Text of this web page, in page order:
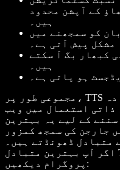
کے آپشن محدود
ہیں۔
کو سمجھنے میں
مشکل پیش آتی ہے۔
کبھار بگ آ سکتے
ہیں۔
ہو پاتی ہے۔
مجموعی طور پر، TTS ٹول ذاتی استعمال کے لیے زیادہ
ذاتی استعمال میں ویب
کے لیے یہ بہترین
جارجن کی سمجھ کمزور
متبادل ڈھونڈتے ہیں۔
اگر آپ بہترین متبادل TTS ریڈر چاہتے ہیں، تو یہ
پروگرام دیکھیں: